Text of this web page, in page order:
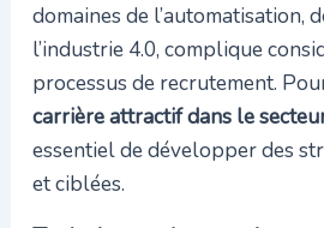
domaines de l’automatisation,
l’industrie 4.0, complique
processus de recrutement.
carrière attractif dans le
essentiel de développer des
et ciblées.